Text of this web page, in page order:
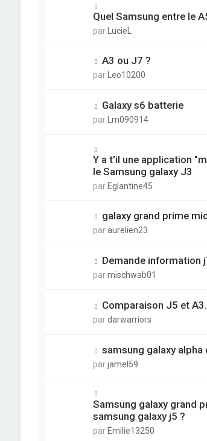
Quel Samsung entre le
par LucieL
A3 ou J7 ?
par Leo10200
Galaxy s6 batterie
par Lm090914
Y a t'il une application
le Samsung galaxy J3
par Eglantine45
galaxy grand prime
paraurelien23
Demande information
parmischwab01
Comparaison J5 et
pardarwarriors
samsung galaxy alpha
parjamel59
Samsung galaxy grand
samsung galaxy j5 ?
par Emilie13250